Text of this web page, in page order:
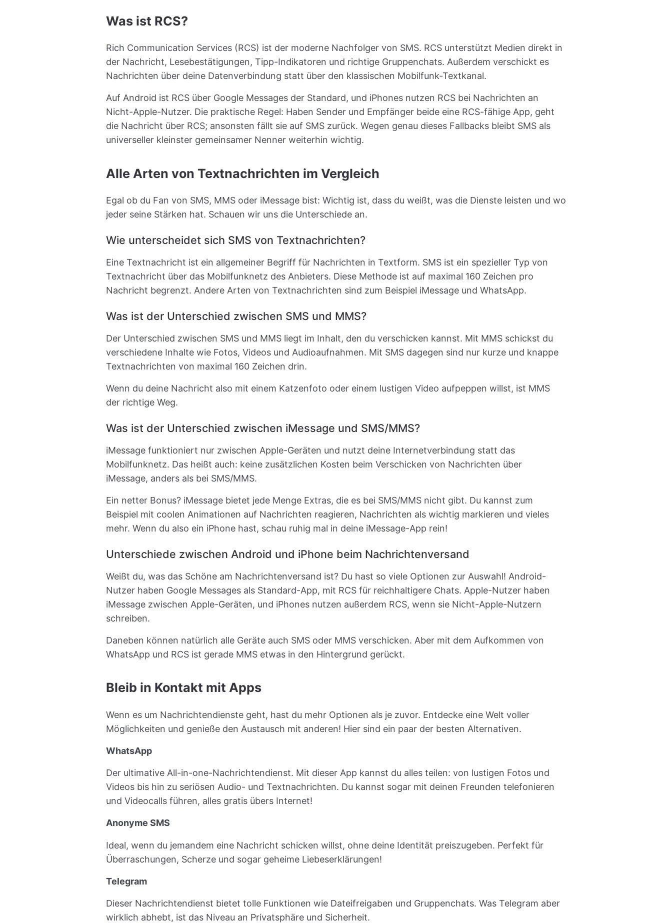
Was ist RCS?
Rich Communication Services (RCS) ist der moderne Nachfolger von SMS. RCS unterstützt Medien direkt in
der Nachricht, Lesebestätigungen, Tipp-Indikatoren und richtige Gruppenchats. Außerdem verschickt es
Nachrichten über deine Datenverbindung statt über den klassischen Mobilfunk-Textkanal.
Auf Android ist RCS über Google Messages der Standard, und iPhones nutzen RCS bei Nachrichten an
Nicht-Apple-Nutzer. Die praktische Regel: Haben Sender und Empfänger beide eine RCS-fähige App, geht
die Nachricht über RCS; ansonsten fällt sie auf SMS zurück. Wegen genau dieses Fallbacks bleibt SMS als
universeller kleinster gemeinsamer Nenner weiterhin wichtig.
Alle Arten von Textnachrichten im Vergleich
Egal ob du Fan von SMS, MMS oder iMessage bist: Wichtig ist, dass du weißt, was die Dienste leisten und wo
jeder seine Stärken hat. Schauen wir uns die Unterschiede an.
Wie unterscheidet sich SMS von Textnachrichten?
Eine Textnachricht ist ein allgemeiner Begriff für Nachrichten in Textform. SMS ist ein spezieller Typ von
Textnachricht über das Mobilfunknetz des Anbieters. Diese Methode ist auf maximal 160 Zeichen pro
Nachricht begrenzt. Andere Arten von Textnachrichten sind zum Beispiel iMessage und WhatsApp.
Was ist der Unterschied zwischen SMS und MMS?
Der Unterschied zwischen SMS und MMS liegt im Inhalt, den du verschicken kannst. Mit MMS schickst du
verschiedene Inhalte wie Fotos, Videos und Audioaufnahmen. Mit SMS dagegen sind nur kurze und knappe
Textnachrichten von maximal 160 Zeichen drin.
Wenn du deine Nachricht also mit einem Katzenfoto oder einem lustigen Video aufpeppen willst, ist MMS
der richtige Weg.
Was ist der Unterschied zwischen iMessage und SMS/MMS?
iMessage funktioniert nur zwischen Apple-Geräten und nutzt deine Internetverbindung statt das
Mobilfunknetz. Das heißt auch: keine zusätzlichen Kosten beim Verschicken von Nachrichten über
iMessage, anders als bei SMS/MMS.
Ein netter Bonus? iMessage bietet jede Menge Extras, die es bei SMS/MMS nicht gibt. Du kannst zum
Beispiel mit coolen Animationen auf Nachrichten reagieren, Nachrichten als wichtig markieren und vieles
mehr. Wenn du also ein iPhone hast, schau ruhig mal in deine iMessage-App rein!
Unterschiede zwischen Android und iPhone beim Nachrichtenversand
Weißt du, was das Schöne am Nachrichtenversand ist? Du hast so viele Optionen zur Auswahl! Android-
Nutzer haben Google Messages als Standard-App, mit RCS für reichhaltigere Chats. Apple-Nutzer haben
iMessage zwischen Apple-Geräten, und iPhones nutzen außerdem RCS, wenn sie Nicht-Apple-Nutzern
schreiben.
Daneben können natürlich alle Geräte auch SMS oder MMS verschicken. Aber mit dem Aufkommen von
WhatsApp und RCS ist gerade MMS etwas in den Hintergrund gerückt.
Bleib in Kontakt mit Apps
Wenn es um Nachrichtendienste geht, hast du mehr Optionen als je zuvor. Entdecke eine Welt voller
Möglichkeiten und genieße den Austausch mit anderen! Hier sind ein paar der besten Alternativen.
WhatsApp
Der ultimative All-in-one-Nachrichtendienst. Mit dieser App kannst du alles teilen: von lustigen Fotos und
Videos bis hin zu seriösen Audio- und Textnachrichten. Du kannst sogar mit deinen Freunden telefonieren
und Videocalls führen, alles gratis übers Internet!
Anonyme SMS
Ideal, wenn du jemandem eine Nachricht schicken willst, ohne deine Identität preiszugeben. Perfekt für
Überraschungen, Scherze und sogar geheime Liebeserklärungen!
Telegram
Dieser Nachrichtendienst bietet tolle Funktionen wie Dateifreigaben und Gruppenchats. Was Telegram aber
wirklich abhebt, ist das Niveau an Privatsphäre und Sicherheit.